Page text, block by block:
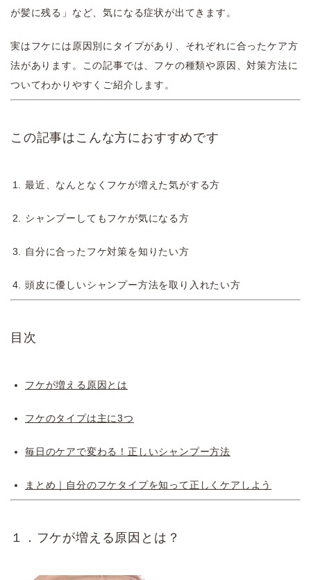
が髪に残る」など、気になる症状が出てきます。
実はフケには原因別にタイプがあり、それぞれに合ったケア方
法があります。この記事では、フケの種類や原因、対策方法に
ついてわかりやすくご紹介します。
この記事はこんな方におすすめです
最近、なんとなくフケが増えた気がする方
シャンプーしてもフケが気になる方
自分に合ったフケ対策を知りたい方
頭皮に優しいシャンプー方法を取り入れたい方
目次
フケが増える原因とは
フケのタイプは主に3つ
毎日のケアで変わる！正しいシャンプー方法
まとめ｜自分のフケタイプを知って正しくケアしよう
１．フケが増える原因とは？